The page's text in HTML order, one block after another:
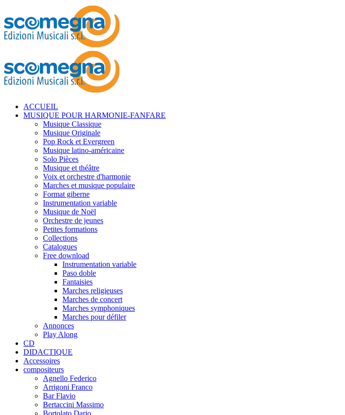
ACCUEIL
MUSIQUE POUR HARMONIE-FANFARE
Musique Classique
Musique Originale
Pop Rock et Evergreen
Musique latino-américaine
Solo Pièces
Musique et théâtre
Voix et orchestre d'harmonie
Marches et musique populaire
Format giberne
Instrumentation variable
Musique de Noël
Orchestre de jeunes
Petites formations
Collections
Catalogues
Free download
Instrumentation variable
Paso doble
Fantaisies
Marches religieuses
Marches de concert
Marches symphoniques
Marches pour défiler
Annonces
Play Along
CD
DIDACTIQUE
Accessoires
compositeurs
Agnello Federico
Arrigoni Franco
Bar Flavio
Bertaccini Massimo
Bortolato Dario